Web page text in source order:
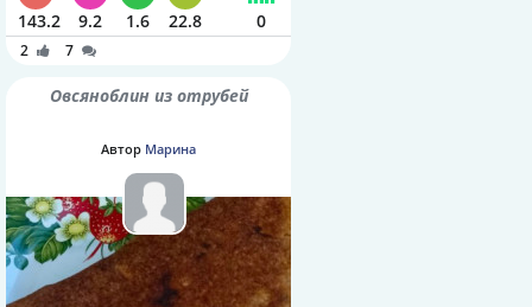
143.2 9.2 1.6 22.8 0
2 7
Овсяноблин из отрубей
Автор Марина